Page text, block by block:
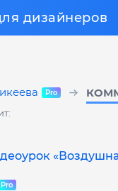
дизайнеров